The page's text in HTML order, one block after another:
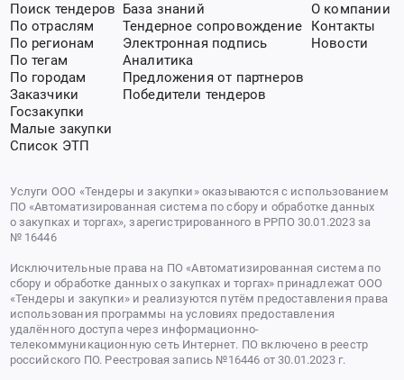
Поиск тендеров
По отраслям
По регионам
По тегам
По городам
Заказчики
Госзакупки
Малые закупки
Список ЭТП
База знаний
Тендерное сопровождение
Электронная подпись
Аналитика
Предложения от партнеров
Победители тендеров
О компании
Контакты
Новости
Услуги ООО «Тендеры и закупки» оказываются с использованием
ПО «Автоматизированная система по сбору и обработке данных
о закупках и торгах», зарегистрированного в РРПО 30.01.2023 за
№ 16446
Исключительные права на ПО «Автоматизированная система по
сбору и обработке данных о закупках и торгах» принадлежат ООО
«Тендеры и закупки» и реализуются путём предоставления права
использования программы на условиях предоставления
удалённого доступа через информационно-
телекоммуникационную сеть Интернет. ПО включено в реестр
российского ПО. Реестровая запись №16446 от 30.01.2023 г.